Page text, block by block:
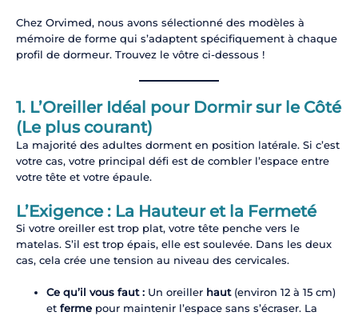
Chez Orvimed, nous avons sélectionné des modèles à
mémoire de forme qui s’adaptent spécifiquement à chaque
profil de dormeur. Trouvez le vôtre ci-dessous !
1. L’Oreiller Idéal pour Dormir sur le Côté
(Le plus courant)
La majorité des adultes dorment en position latérale. Si c’est
votre cas, votre principal défi est de combler l’espace entre
votre tête et votre épaule.
L’Exigence : La Hauteur et la Fermeté
Si votre oreiller est trop plat, votre tête penche vers le
matelas. S’il est trop épais, elle est soulevée. Dans les deux
cas, cela crée une tension au niveau des cervicales.
Ce qu’il vous faut :Un oreiller haut(environ 12 à 15 cm)
et fermepour maintenir l’espace sans s’écraser. La